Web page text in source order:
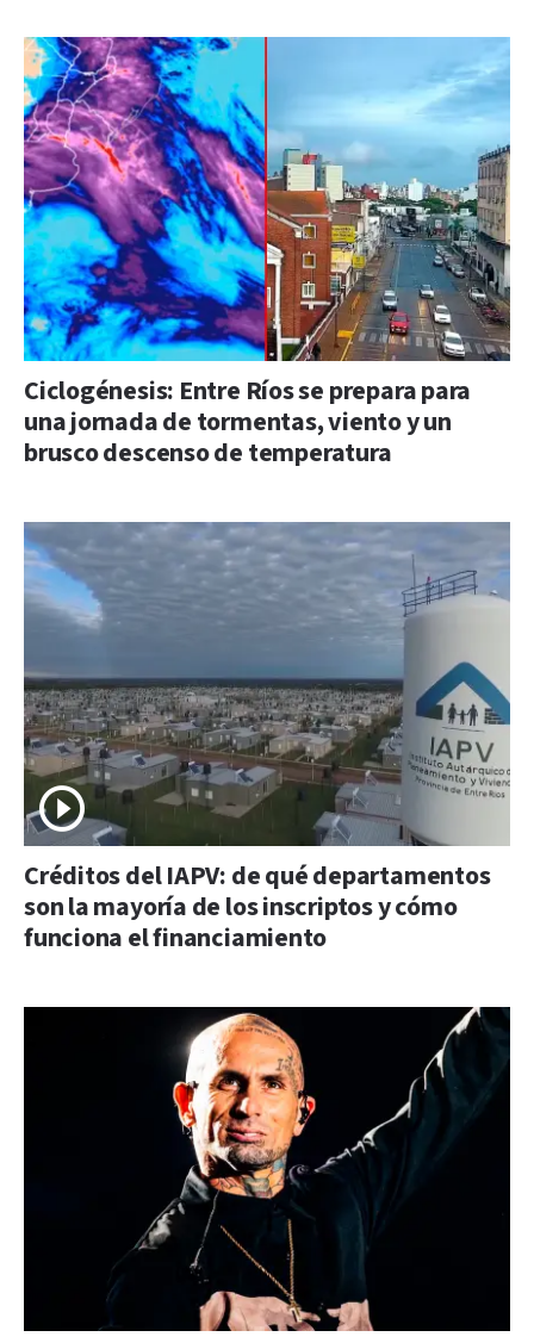
Ciclogénesis: Entre Ríos se prepara para
una jornada de tormentas, viento y un
brusco descenso de temperatura
Créditos del IAPV: de qué departamentos
son la mayoría de los inscriptos y cómo
funciona el financiamiento